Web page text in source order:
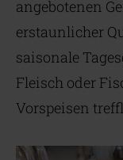
angebotenen
erstaunlicher
saisonale
Fleisch oder
Vorspeisen